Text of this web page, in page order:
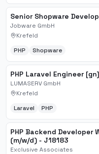
Senior Shopware
Jobware GmbH
Krefeld
PHP Shopware
PHP Laravel Engineer [gn]
LUMASERV GmbH
Krefeld
Laravel PHP
PHP Backend Developer
(m/w/d) - J18183
Exclusive Associates